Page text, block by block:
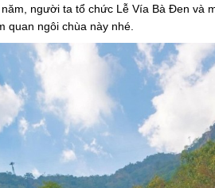
người ta tổ chức Lễ Vía Bà Đen và
quan ngôi chùa này nhé.